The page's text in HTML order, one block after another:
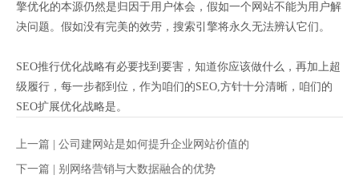
擎优化的本源仍然是归因于用户体会，假如一个网站不能为用户解
决问题。假如没有完美的效劳，搜索引擎将永久无法辨认它们。
SEO推行优化战略有必要找到要害，知道你应该做什么，再加上超
级履行，每一步都到位，作为咱们的SEO,方针十分清晰，咱们的
SEO扩展优化战略是。
上一篇 | 公司建网站是如何提升企业网站价值的
下一篇 | 别网络营销与大数据融合的优势